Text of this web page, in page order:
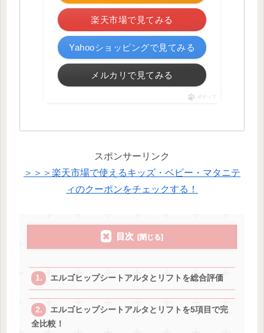
楽天市場で見てみる
Yahooショッピングで見てみる
メルカリで見てみる
ポチップ
スポンサーリンク
＞＞＞楽天市場で使えるキッズ・ベビー・マタニテ
ィのクーポンをチェックする！
目次
エルゴヒップシートアルタとリフトを総合評価
エルゴヒップシートアルタとリフトを5項目で完
全比較！